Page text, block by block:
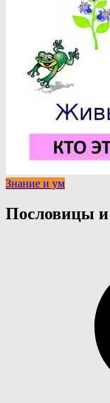
Знание и ум
Пословицы и